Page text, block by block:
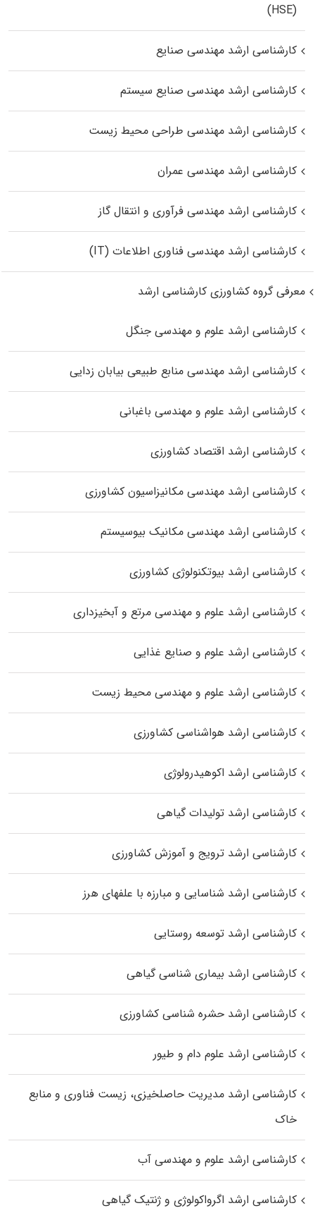
(HSE)
کارشناسی ارشد مهندسی صنایع
کارشناسی ارشد مهندسی صنایع سیستم
کارشناسی ارشد مهندسی طراحی محیط زیست
کارشناسی ارشد مهندسی عمران
کارشناسی ارشد مهندسی فرآوری و انتقال گاز
کارشناسی ارشد مهندسی فناوری اطلاعات (IT)
معرفی گروه کشاورزی کارشناسی ارشد
کارشناسی ارشد علوم و مهندسی جنگل
کارشناسی ارشد مهندسی منابع طبیعی بیابان زدایی
کارشناسی ارشد علوم و مهندسی باغبانی
کارشناسی ارشد اقتصاد کشاورزی
کارشناسی ارشد مهندسی مکانیزاسیون کشاورزی
کارشناسی ارشد مهندسی مکانیک بیوسیستم
کارشناسی ارشد بیوتکنولوژی کشاورزی
کارشناسی ارشد علوم و مهندسی مرتع و آبخیزداری
کارشناسی ارشد علوم و صنایع غذایی
کارشناسی ارشد علوم و مهندسی محیط زیست
کارشناسی ارشد هواشناسی کشاورزی
کارشناسی ارشد اکوهیدرولوژی
کارشناسی ارشد تولیدات گیاهی
کارشناسی ارشد ترویج و آموزش کشاورزی
کارشناسی ارشد شناسایی و مبارزه با علفهای هرز
کارشناسی ارشد توسعه روستایی
کارشناسی ارشد بیماری‌ شناسی گیاهی
کارشناسی ارشد حشره‌ شناسی کشاورزی
کارشناسی ارشد علوم دام و طیور
کارشناسی ارشد مدیریت حاصلخیزی، زیست فناوری و منابع
خاک
کارشناسی ارشد علوم و مهندسی آب
کارشناسی ارشد اگرواکولوژی و ژنتیک گیاهی